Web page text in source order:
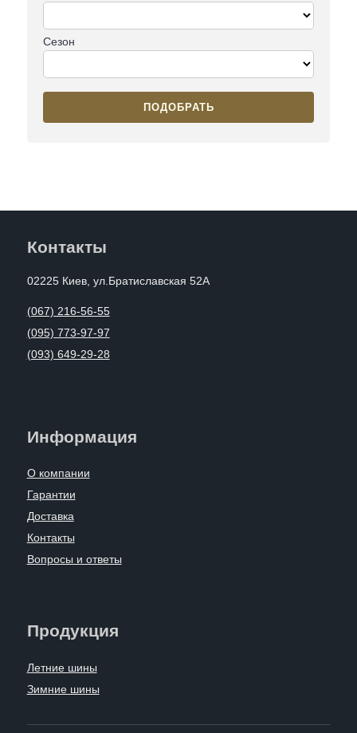
Сезон
ПОДОБРАТЬ
Контакты
02225 Киев, ул.Братиславская 52А
(067) 216-56-55
(095) 773-97-97
(093) 649-29-28
Информация
О компании
Гарантии
Доставка
Контакты
Вопросы и ответы
Продукция
Летние шины
Зимние шины